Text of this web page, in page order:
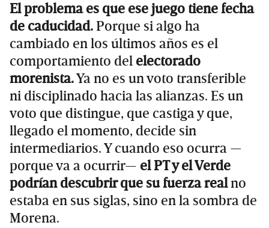
El problema es que ese juego tiene fecha
de caducidad. Porque si algo ha
cambiado en los últimos años es el
comportamiento del electorado
morenista.Ya no es un voto transferible
ni disciplinado hacia las alianzas. Es un
voto que distingue, que castiga y que,
llegado el momento, decide sin
intermediarios. Y cuando eso ocurra —
porque va a ocurrir— el PT y el Verde
podrían descubrir que su fuerza realno
estaba en sus siglas, sino en la sombra de
Morena.